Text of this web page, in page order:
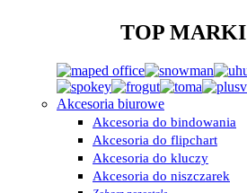
TOP MARKI
Akcesoria biurowe
Akcesoria do bindowania
Akcesoria do flipchart
Akcesoria do kluczy
Akcesoria do niszczarek